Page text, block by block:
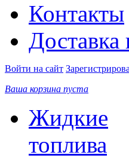
Контакты
Доставка
Войти на сайт
Ваша корзина пуста
Жидкие
топлива